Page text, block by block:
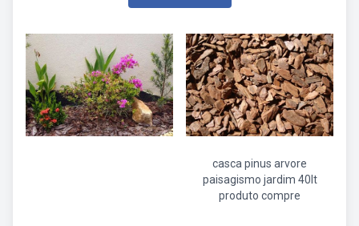
casca pinus arvore
paisagismo jardim 40lt
produto compre